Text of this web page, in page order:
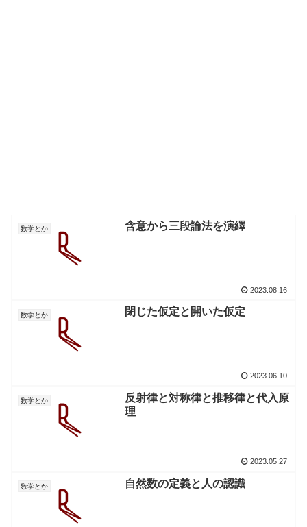
数学とか 含意から三段論法を演繹
2023.08.16
数学とか 閉じた仮定と開いた仮定
2023.06.10
数学とか
反射律と対称律と推移律と代入原
理
2023.05.27
数学とか 自然数の定義と人の認識